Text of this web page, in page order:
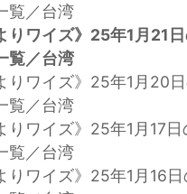
覧／台湾
りワイズ》25年1月21
覧／台湾
りワイズ》25年1月20
覧／台湾
りワイズ》25年1月17
覧／台湾
りワイズ》25年1月16